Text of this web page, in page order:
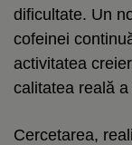
dificultate. Un
cofeinei
activitatea
calitatea reală
Cercetarea,